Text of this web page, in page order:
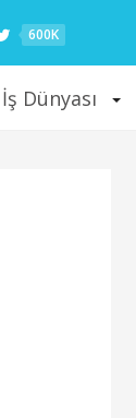
600K
İş Dünyası